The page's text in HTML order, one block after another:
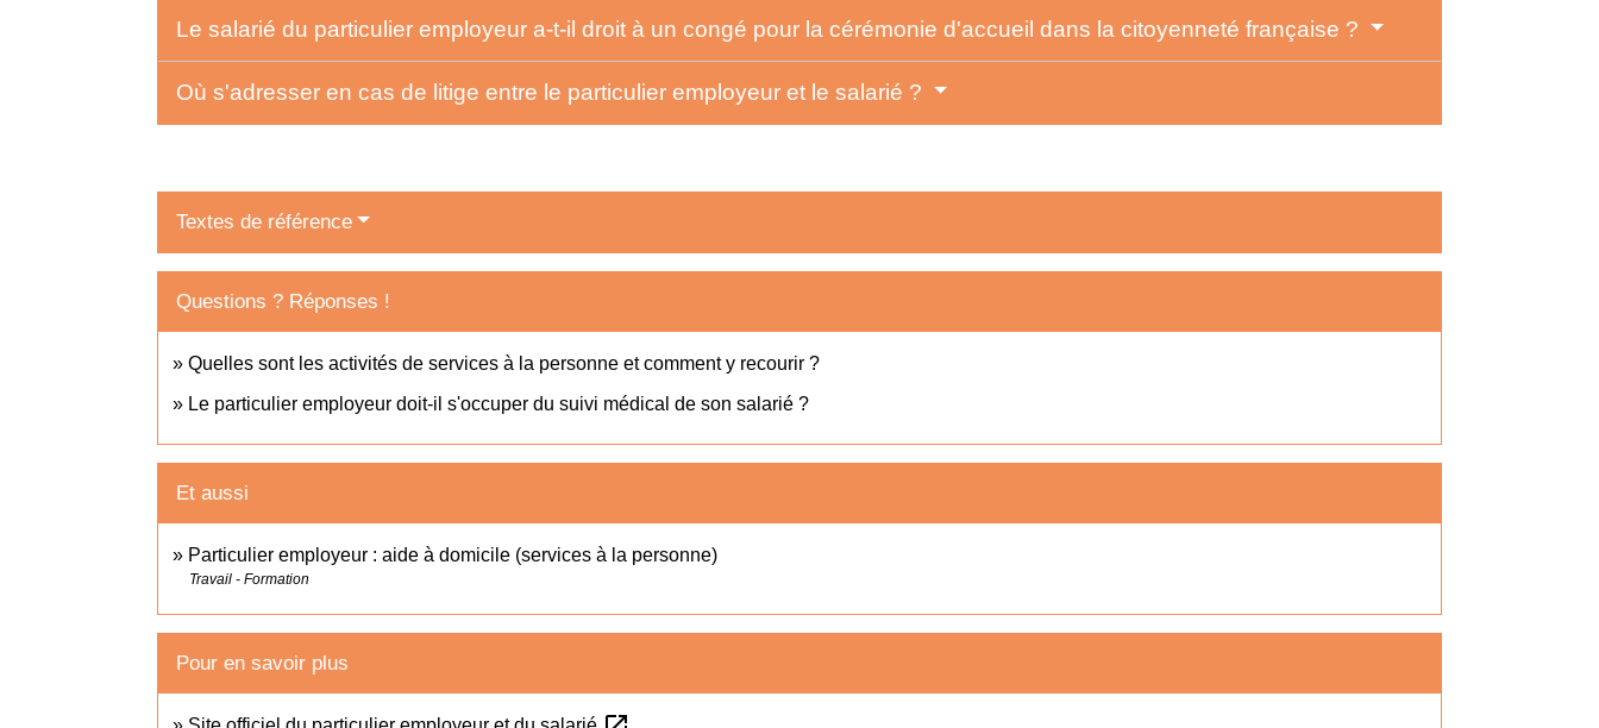
Le salarié du particulier employeur a-t-il droit à un congé pour la cérémonie d'accueil dans la citoyenneté française ?
Où s'adresser en cas de litige entre le particulier employeur et le salarié ?
Textes de référence
Questions ? Réponses !
Quelles sont les activités de services à la personne et comment y recourir ?
Le particulier employeur doit-il s'occuper du suivi médical de son salarié ?
Et aussi
Particulier employeur : aide à domicile (services à la personne)
Travail - Formation
Pour en savoir plus